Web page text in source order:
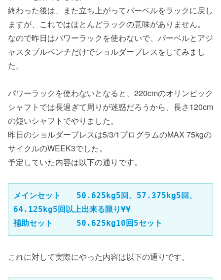
終わった後は、また立ち上がってバーベルをラックに戻し
ますが、これではほとんどラックの意味がありません。
なので昨日はパワーラックを使わないで、バーベルとアジ
ャスタブルベンチだけでショルダープレスをしてみまし
た。
パワーラックを使わないとなると、220cmのオリンピック
シャフトでは長過ぎて周りが迷惑だろうから、長さ120cm
の短いシャフトでやりました。
昨日のショルダープレスは5/3/1プログラムのMAX 75kgの
サイクルのWEEK3でした。
予定していた内容は以下の通りです。
メインセット　　50.625kg5回、57.375kg5回、
64.125kg5回以上出来る限り¥¥
補助セット　　　50.625kg10回5セット
これに対して実際にやった内容は以下の通りです。